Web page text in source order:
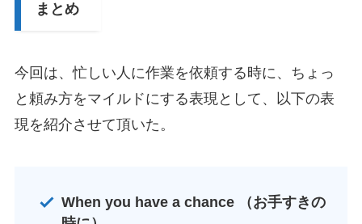
まとめ
今回は、忙しい人に作業を依頼する時に、ちょっ
と頼み方をマイルドにする表現として、以下の表
現を紹介させて頂いた。
When you have a chance （お手すきの